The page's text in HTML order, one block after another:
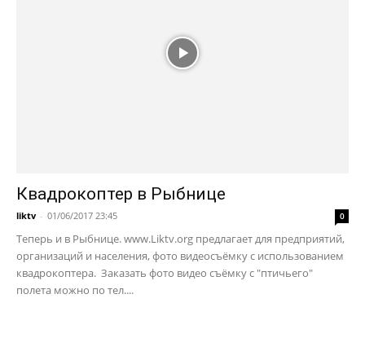
Квадрокоптер в Рыбнице
liktv - 01/06/2017 23:45 0
Теперь и в Рыбнице. www.Liktv.org предлагает для предприятий,
организаций и населения, фото видеосъёмку с использованием
квадрокоптера. Заказать фото видео съёмку с "птичьего"
полета можно по тел....